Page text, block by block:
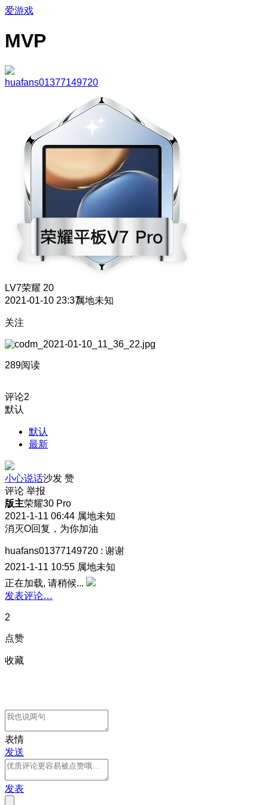
爱游戏
MVP
huafans01377149720
LV7荣耀 20
2021-01-10 23:37属地未知
关注
289阅读
评论2
默认
默认
最新
小心说话沙发 赞
评论 举报
版主荣耀30 Pro
2021-1-11 06:44 属地未知
消灭O回复，为你加油
huafans01377149720 : 谢谢
2021-1-11 10:55 属地未知
正在加载, 请稍候...
发表评论…
2
点赞
收藏
表情
发送
发表